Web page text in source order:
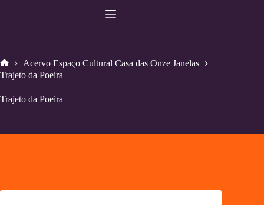
Home
Acervo Espaço Cultural Casa das Onze Janelas
Trajeto da Poeira
Trajeto da Poeira